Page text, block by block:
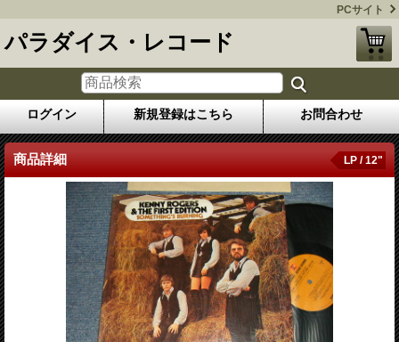
PCサイト
パラダイス・レコード
ログイン 新規登録はこちら お問合わせ
商品詳細 LP / 12"